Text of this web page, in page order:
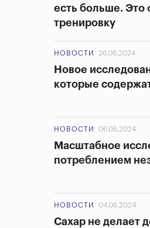
есть больше. Это
тренировку
НОВОСТИ 26.06.2024
Новое
которые
НОВОСТИ 06.06.2024
Масштабное
потреблением
НОВОСТИ 04.06.2024
Сахар не делает